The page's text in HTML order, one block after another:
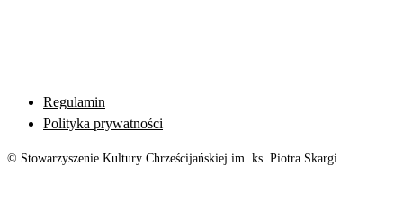
Regulamin
Polityka prywatności
© Stowarzyszenie Kultury Chrześcijańskiej im. ks. Piotra Skargi